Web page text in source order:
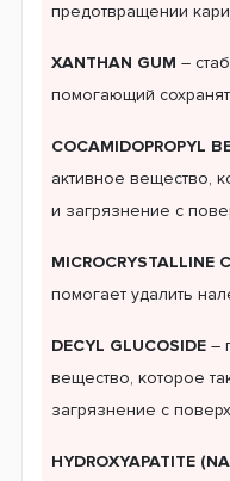
предотвращении
XANTHAN GUM –
помогающий
COCAMIDOPROPYL
активное вещество,
и загрязнение с
MICROCRYSTALLINE
помогает удалить
DECYL GLUCOSIDE –
вещество, которое
загрязнение с
HYDROXYAPATITE